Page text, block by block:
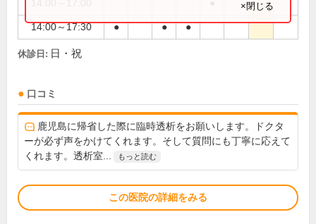
14:00～17:30 ● ● ●
×閉じる
休診日: 日・祝
口コミ
鹿児島に帰省した際に臨時透析をお願いします。ドクタ
ーが必ず声をかけてくれます。そして質問にも丁寧に応えて
くれます。透析室...
もっと読む
この医院の詳細をみる